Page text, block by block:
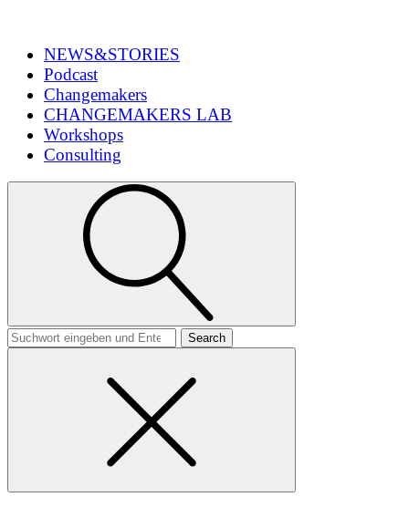
NEWS&STORIES
Podcast
Changemakers
CHANGEMAKERS LAB
Workshops
Consulting
Search
for